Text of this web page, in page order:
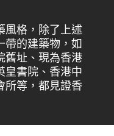
風格，除了上述
帶的建築物，如
舊址、現為香港
皇書院、香港中
所等，都見證香